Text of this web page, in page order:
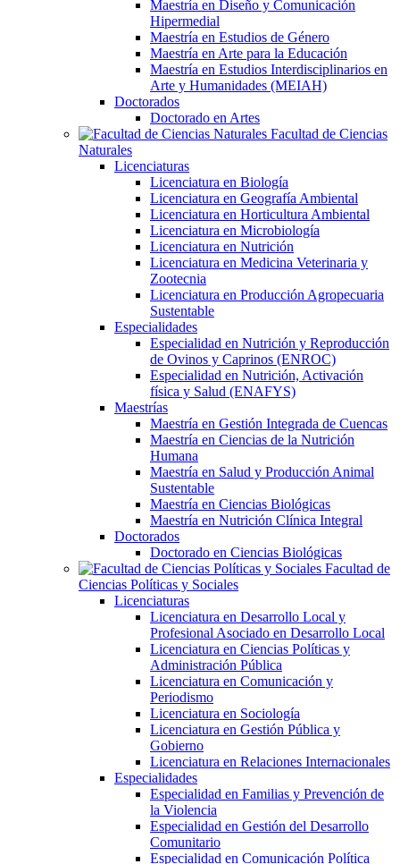
Maestría en Diseño y Comunicación
Hipermedial
Maestría en Estudios de Género
Maestría en Arte para la Educación
Maestría en Estudios Interdisciplinarios en
Arte y Humanidades (MEIAH)
Doctorados
Doctorado en Artes
Facultad de Ciencias
Naturales
Licenciaturas
Licenciatura en Biología
Licenciatura en Geografía Ambiental
Licenciatura en Horticultura Ambiental
Licenciatura en Microbiología
Licenciatura en Nutrición
Licenciatura en Medicina Veterinaria y
Zootecnia
Licenciatura en Producción Agropecuaria
Sustentable
Especialidades
Especialidad en Nutrición y Reproducción
de Ovinos y Caprinos (ENROC)
Especialidad en Nutrición, Activación
física y Salud (ENAFYS)
Maestrías
Maestría en Gestión Integrada de Cuencas
Maestría en Ciencias de la Nutrición
Humana
Maestría en Salud y Producción Animal
Sustentable
Maestría en Ciencias Biológicas
Maestría en Nutrición Clínica Integral
Doctorados
Doctorado en Ciencias Biológicas
Facultad de
Ciencias Políticas y Sociales
Licenciaturas
Licenciatura en Desarrollo Local y
Profesional Asociado en Desarrollo Local
Licenciatura en Ciencias Políticas y
Administración Pública
Licenciatura en Comunicación y
Periodismo
Licenciatura en Sociología
Licenciatura en Gestión Pública y
Gobierno
Licenciatura en Relaciones Internacionales
Especialidades
Especialidad en Familias y Prevención de
la Violencia
Especialidad en Gestión del Desarrollo
Comunitario
Especialidad en Comunicación Política